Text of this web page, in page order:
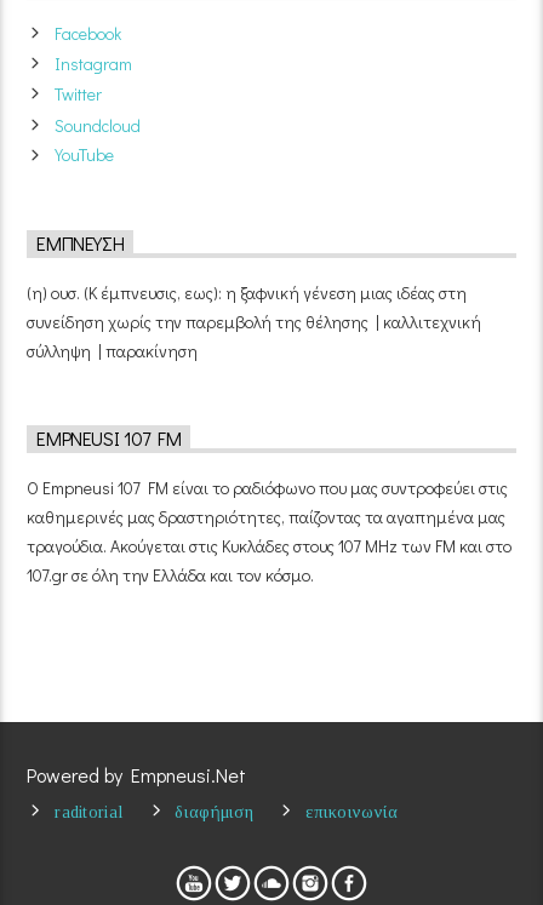
Facebook
Instagram
Twitter
Soundcloud
YouTube
ΈΜΠΝΕΥΣΗ
(η) ουσ. (Κ έμπνευσις, εως): η ξαφνική γένεση μιας ιδέας στη
συνείδηση χωρίς την παρεμβολή της θέλησης | καλλιτεχνική
σύλληψη | παρακίνηση
EMPNEUSI 107 FM
Ο Empneusi 107 FM είναι το ραδιόφωνο που μας συντροφεύει στις
καθημερινές μας δραστηριότητες, παίζοντας τα αγαπημένα μας
τραγούδια. Ακούγεται στις Κυκλάδες στους 107 MHz των FM και στο
107.gr σε όλη την Ελλάδα και τον κόσμο.
Powered by Empneusi.Net
raditorial διαφήμιση επικοινωνία